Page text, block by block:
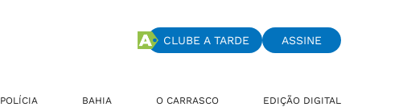
CLUBE A TARDE ASSINE
POLÍCIA BAHIA O CARRASCO EDIÇÃO DIGITAL